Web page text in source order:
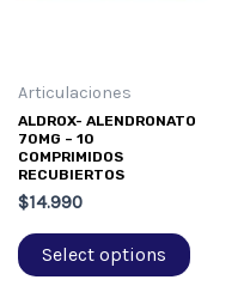
Articulaciones
ALDROX- ALENDRONATO
70MG – 10
COMPRIMIDOS
RECUBIERTOS
$14.990
Select options